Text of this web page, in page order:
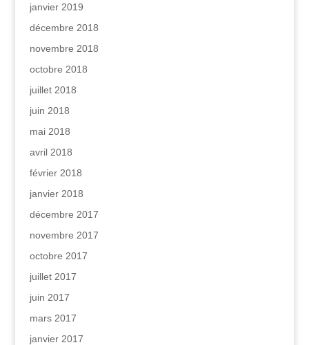
janvier 2019
décembre 2018
novembre 2018
octobre 2018
juillet 2018
juin 2018
mai 2018
avril 2018
février 2018
janvier 2018
décembre 2017
novembre 2017
octobre 2017
juillet 2017
juin 2017
mars 2017
janvier 2017